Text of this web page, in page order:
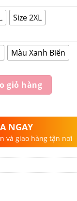
Size 2XL
Màu Xanh Biển
giỏ hàng
NGAY
và giao hàng tận nơi